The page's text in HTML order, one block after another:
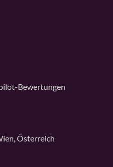
-Bewertungen
Österreich